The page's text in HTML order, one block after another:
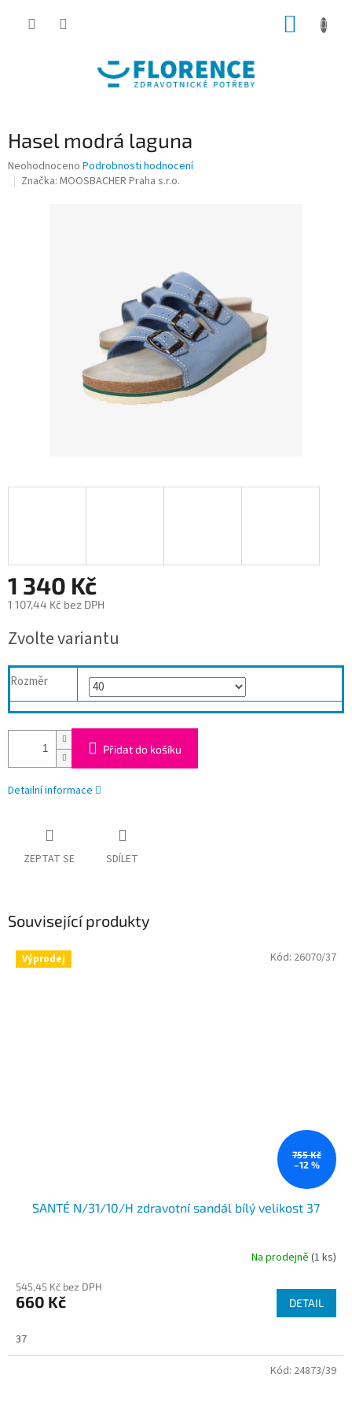
Hasel modrá laguna
Průměrné
hodnocení
Neohodnoceno Podrobnosti hodnocení
Značka: MOOSBACHER Praha s.r.o.
1 340 Kč
1 107,44 Kč bez DPH
cena:
Zvolte variantu
Rozměr
Přidat do košíku
Detailní informace
ZEPTAT SE SDÍLET
Související produkty
Výprodej
755 Kč
–12 %
SANTÉ N/31/10/H zdravotní sandál bílý velikost 37
Na prodejně (1 ks)
545,45 Kč bez DPH
660 Kč DETAIL
37
Kód: 26070/37
Kód: 24873/39